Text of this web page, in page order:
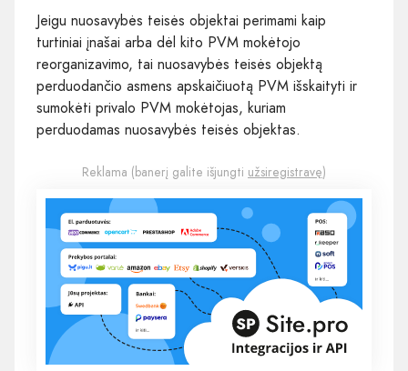
Jeigu nuosavybės teisės objektai perimami kaip
turtiniai įnašai arba dėl kito PVM mokėtojo
reorganizavimo, tai nuosavybės teisės objektą
perduodančio asmens apskaičiuotą PVM išskaityti ir
sumokėti privalo PVM mokėtojas, kuriam
perduodamas nuosavybės teisės objektas.
Reklama (banerį galite išjungti užsiregistravę)